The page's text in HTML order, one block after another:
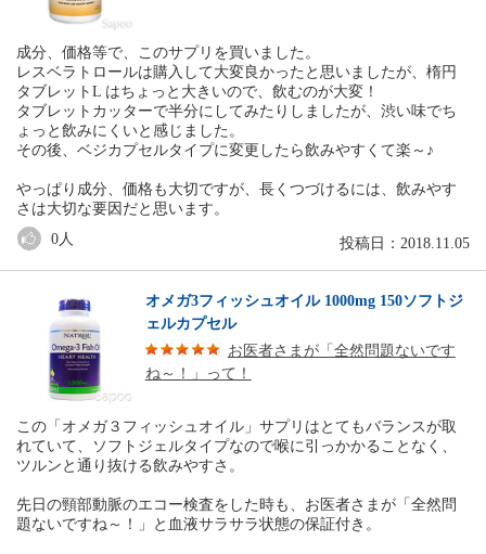
成分、価格等で、このサプリを買いました。
レスベラトロールは購入して大変良かったと思いましたが、楕円
タブレットL はちょっと大きいので、飲むのが大変！
タブレットカッターで半分にしてみたりしましたが、渋い味でち
ょっと飲みにくいと感じました。
その後、ベジカプセルタイプに変更したら飲みやすくて楽～♪
やっぱり成分、価格も大切ですが、長くつづけるには、飲みやす
さは大切な要因だと思います。
投稿日：2018.11.05
0 人
オメガ3フィッシュオイル 1000mg 150ソフトジ
ェルカプセル
お医者さまが「全然問題ないです
ね～！」って！
この「オメガ３フィッシュオイル」サプリはとてもバランスが取
れていて、ソフトジェルタイプなので喉に引っかかることなく、
ツルンと通り抜ける飲みやすさ。
先日の頸部動脈のエコー検査をした時も、お医者さまが「全然問
題ないですね～！」と血液サラサラ状態の保証付き。